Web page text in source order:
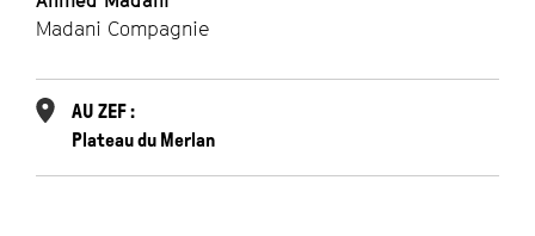
Madani Compagnie
AU ZEF :
Plateau du Merlan